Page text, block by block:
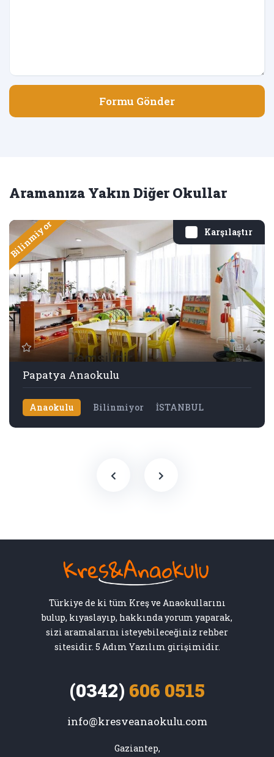
Formu Gönder
Aramanıza Yakın Diğer Okullar
Karşılaştır
Bilinmiyor
4
Papatya Anaokulu
Anaokulu Bilinmiyor İSTANBUL
Türkiye de ki tüm Kreş ve Anaokullarını
bulup, kıyaslayıp, hakkında yorum yaparak,
sizi aramalarını isteyebileceğiniz rehber
sitesidir. 5 Adım Yazılım girişimidir.
(0342) 606 0515
info@kresveanaokulu.com
Gaziantep,